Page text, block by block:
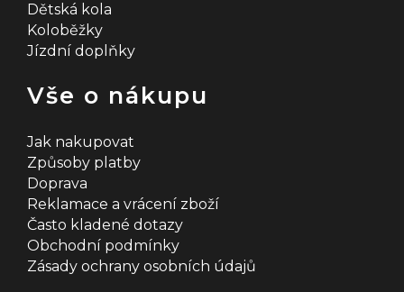
Dětská kola
Koloběžky
Jízdní doplňky
Vše o nákupu
Jak nakupovat
Způsoby platby
Doprava
Reklamace a vrácení zboží
Často kladené dotazy
Obchodní podmínky
Zásady ochrany osobních údajů